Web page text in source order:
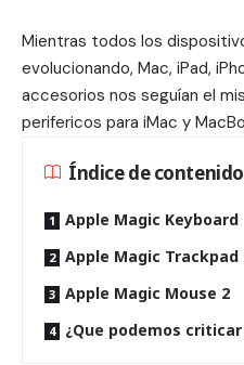
Mientras todos los
evolucionando, Mac, iPad,
accesorios nos seguían el
perifericos para iMac y
Índice de
Apple Magic Keyboard
Apple Magic Trackpad
Apple Magic Mouse 2
¿Que podemos